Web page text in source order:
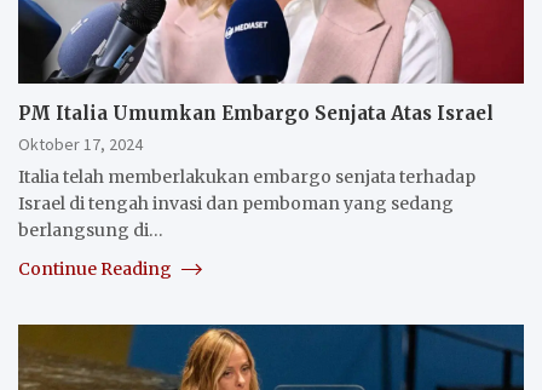
PM Italia Umumkan Embargo Senjata Atas Israel
Oktober 17, 2024
Italia telah memberlakukan embargo senjata terhadap
Israel di tengah invasi dan pemboman yang sedang
berlangsung di…
Continue Reading